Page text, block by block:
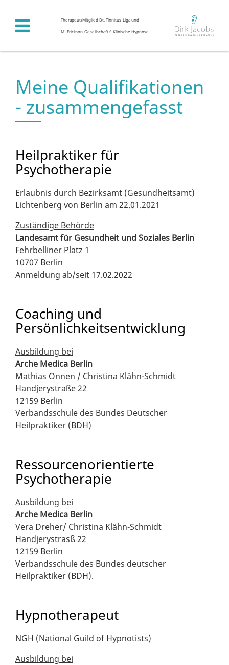
Therapeut/Mitglied Dt. Tinnitus-Liga und
M.-Erickson-Gesellschaft f. Klinische Hypnose
Meine Qualifikationen
- zusammengefasst
Heilpraktiker für
Psychotherapie
Erlaubnis durch Bezirksamt (Gesundheitsamt)
Lichtenberg von Berlin am 22.01.2021
Zuständige Behörde
Landesamt für Gesundheit und Soziales Berlin
Fehrbelliner Platz 1
10707 Berlin
Anmeldung ab/seit 17.02.2022
Coaching und
Persönlichkeitsentwicklung
Ausbildung bei
Arche Medica Berlin
Mathias Onnen / Christina Klähn-Schmidt
Handjerystraße 22
12159 Berlin
Verbandsschule des Bundes Deutscher
Heilpraktiker (BDH)
Ressourcenorientierte
Psychotherapie
Ausbildung bei
Arche Medica Berlin
Vera Dreher/ Christina Klähn-Schmidt
Handjerystrasß 22
12159 Berlin
Verbandsschule des Bundes deutscher
Heilpraktiker (BDH).
Hypnotherapeut
NGH (National Guild of Hypnotists)
Ausbildung bei